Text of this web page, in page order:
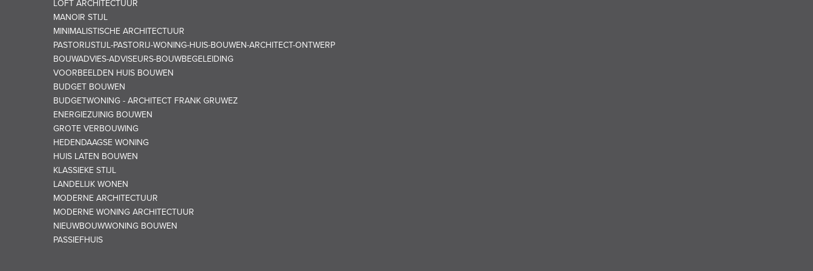
LOFT ARCHITECTUUR
MANOIR STIJL
MINIMALISTISCHE ARCHITECTUUR
PASTORIJSTIJL-PASTORIJ-WONING-HUIS-BOUWEN-ARCHITECT-ONTWERP
BOUWADVIES-ADVISEURS-BOUWBEGELEIDING
VOORBEELDEN HUIS BOUWEN
BUDGET BOUWEN
BUDGETWONING - ARCHITECT FRANK GRUWEZ
ENERGIEZUINIG BOUWEN
GROTE VERBOUWING
HEDENDAAGSE WONING
HUIS LATEN BOUWEN
KLASSIEKE STIJL
LANDELIJK WONEN
MODERNE ARCHITECTUUR
MODERNE WONING ARCHITECTUUR
NIEUWBOUWWONING BOUWEN
PASSIEFHUIS